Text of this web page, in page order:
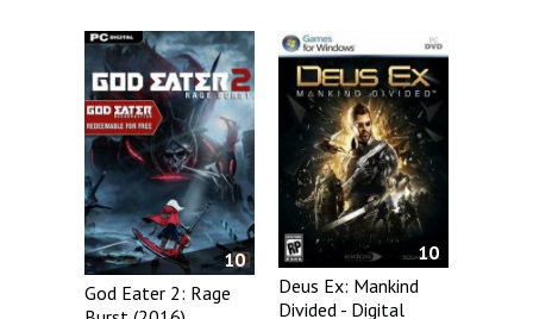
10
God Eater 2: Rage
10
Deus Ex: Mankind
Divided - Digital